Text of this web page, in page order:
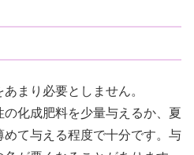
まり必要としません。
化成肥料を少量与えるか、夏
て与える程度で十分です。与